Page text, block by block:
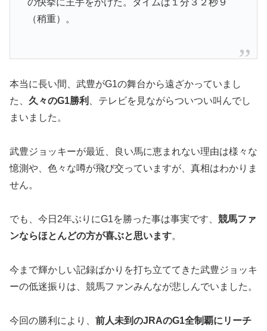
の快挙に王手をかけた。タイムは１分３２秒９
（稍重）。
本当に長い間、武豊がG1の舞台から遠ざかっていまし
た、 久々のG1勝利 、テレビを見ながらついつい叫んでし
まいました。
武豊ジョッキーが最近、良い馬に恵まれない理由は様々な
憶測や、色々な噂が飛び交っていますが、真相はわかりま
せん。
でも、今日2年ぶりにG1を勝った事は事実です、 競馬ファ
ンならほとんどの方が喜ぶと思います。
今まで輝かしい記録ばかりを打ち立ててきた武豊ジョッキ
ーの低迷振りは、競馬ファンみんなが悲しんでいました。
今回の勝利により、 前人未到のJRAのG1全制覇にリーチ